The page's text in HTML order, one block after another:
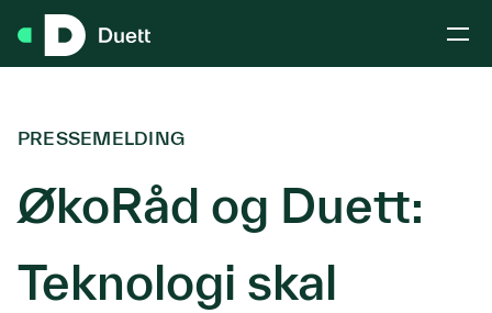
PRESSEMELDING
ØkoRåd og Duett:
Teknologi skal